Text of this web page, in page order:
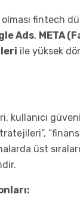
olması fintech
Ads, META
ile yüksek
kullanıcı
üst